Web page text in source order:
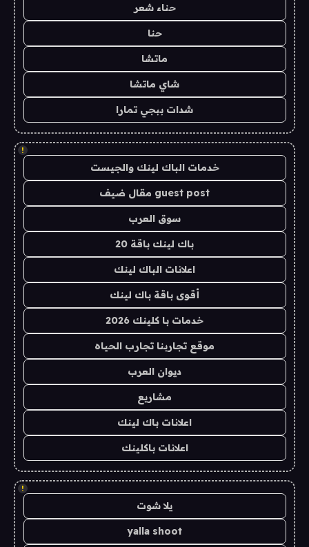
حناء شعر
حنا
ماتشا
شاي ماتشا
شدات ببجي تمارا
!
خدمات الباك لينك والجيست
guest post مقال ضيف
سوق العرب
باك لينك باقة 20
اعلانات الباك لينك
أقوى باقة باك لينك
خدمات با كلينك 2026
موقع تجاربنا تجارب الحياه
ديوان العرب
مشاريع
اعلانات باك لينك
اعلانات باكلينك
!
يلا شوت
yalla shoot